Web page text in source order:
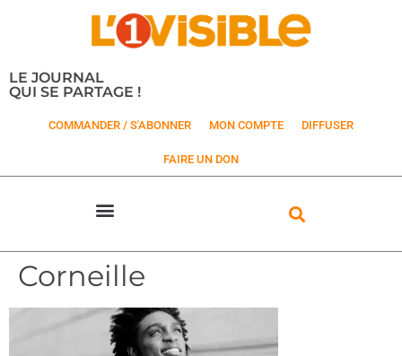
LE JOURNAL
QUI SE PARTAGE !
COMMANDER / S'ABONNER MON COMPTE DIFFUSER
FAIRE UN DON
Corneille